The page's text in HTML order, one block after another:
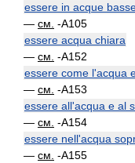
essere in acque
— см. -A105
essere acqua chiara
— см. -A152
essere come l'acqua
— см. -A153
essere all'acqua e al
— см. -A154
essere nell'acqua
— см. -A155